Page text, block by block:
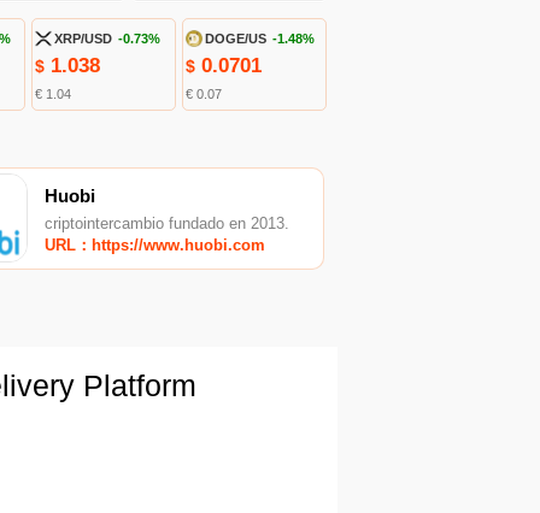
XRP/USD -0.73%
$ 1.038
€ 1.04
DOGE/US -1.48%
$ 0.0701
€ 0.07
Huobi
criptointercambio fundado en 2013.
URL：https://www.huobi.com
Platform